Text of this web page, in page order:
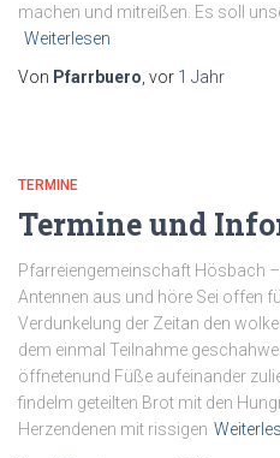
machen und mitreißen. Es soll
Weiterlesen
Von Pfarrbuero , vor 1 Jahr
TERMINE
Termine und
Pfarreiengemeinschaft Hösbach
Antennen aus und höre Sei offen
Verdunkelung der Zeitan den
dem einmal Teilnahme
öffnetenund Füße aufeinander
findeIm geteilten Brot mit den
Herzendenen mit rissigen